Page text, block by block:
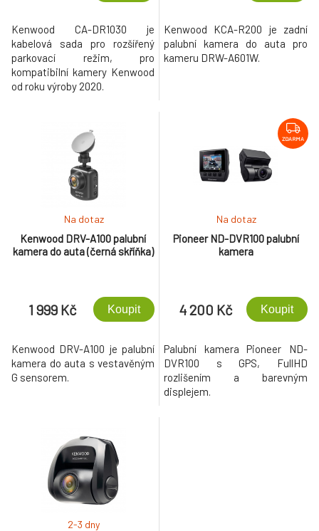
Kenwood CA-DR1030 je
kabelová sada pro rozšířený
parkovací režim, pro
kompatibilní kamery Kenwood
od roku výroby 2020.
Kenwood KCA-R200 je zadní
palubní kamera do auta pro
kameru DRW-A601W.
Kenwood DRV-A100 palubní
kamera do auta (černá skříňka)
Na dotaz
1 999 Kč Koupit
Kenwood DRV-A100 je palubní
kamera do auta s vestavěným
G sensorem.
ZDARMA
Pioneer ND-DVR100 palubní
kamera
Na dotaz
4 200 Kč Koupit
Palubní kamera Pioneer ND-
DVR100 s GPS, FullHD
rozlišením a barevným
displejem.
2-3 dny